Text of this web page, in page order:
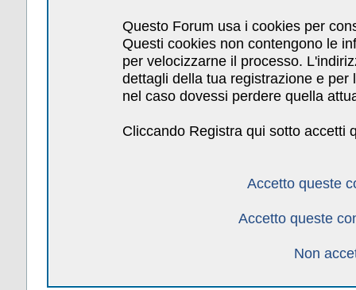
Questo Forum usa i cookies per
Questi cookies non contengono le
per velocizzarne il processo.
dettagli della tua registrazione e
nel caso dovessi perdere quella
Cliccando Registra qui sotto accetti
Accetto queste
Accetto queste
Non